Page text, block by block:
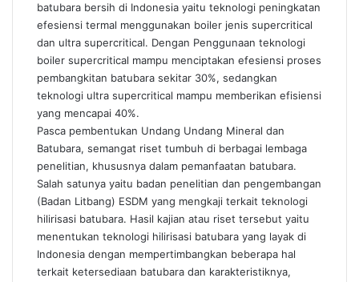
batubara bersih di Indonesia yaitu teknologi peningkatan
efesiensi termal menggunakan boiler jenis supercritical
dan ultra supercritical. Dengan Penggunaan teknologi
boiler supercritical mampu menciptakan efesiensi proses
pembangkitan batubara sekitar 30%, sedangkan
teknologi ultra supercritical mampu memberikan efisiensi
yang mencapai 40%.
Pasca pembentukan Undang Undang Mineral dan
Batubara, semangat riset tumbuh di berbagai lembaga
penelitian, khususnya dalam pemanfaatan batubara.
Salah satunya yaitu badan penelitian dan pengembangan
(Badan Litbang) ESDM yang mengkaji terkait teknologi
hilirisasi batubara. Hasil kajian atau riset tersebut yaitu
menentukan teknologi hilirisasi batubara yang layak di
Indonesia dengan mempertimbangkan beberapa hal
terkait ketersediaan batubara dan karakteristiknya,